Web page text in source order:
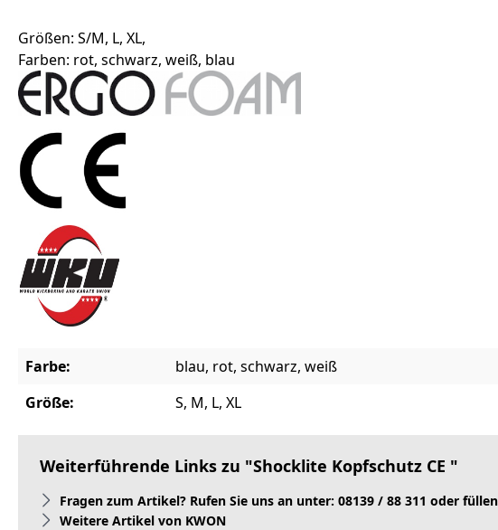
Größen: S/M, L, XL,
Farben: rot, schwarz, weiß, blau
Farbe:
blau, rot, schwarz, weiß
Größe:
S, M, L, XL
Weiterführende Links zu "Shocklite Kopfschutz CE "
Fragen zum Artikel? Rufen Sie uns an unter: 08139 / 88 311 oder
Weitere Artikel von KWON